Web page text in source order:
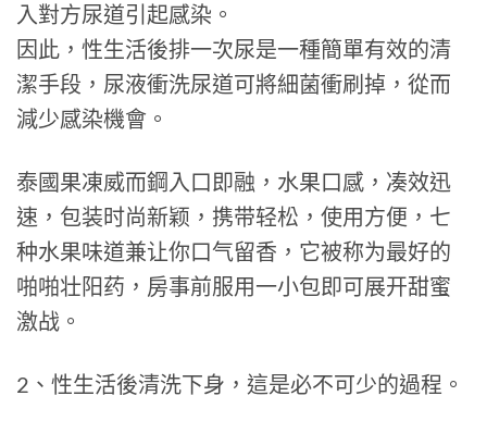
入對方尿道引起感染。
因此，性生活後排一次尿是一種簡單有效的清
潔手段，尿液衝洗尿道可將細菌衝刷掉，從而
減少感染機會。
泰國果凍威而鋼入口即融，水果口感，凑效迅
速，包装时尚新颖，携带轻松，使用方便，七
种水果味道兼让你口气留香，它被称为最好的
啪啪壮阳药，房事前服用一小包即可展开甜蜜
激战。
2、性生活後清洗下身，這是必不可少的過程。